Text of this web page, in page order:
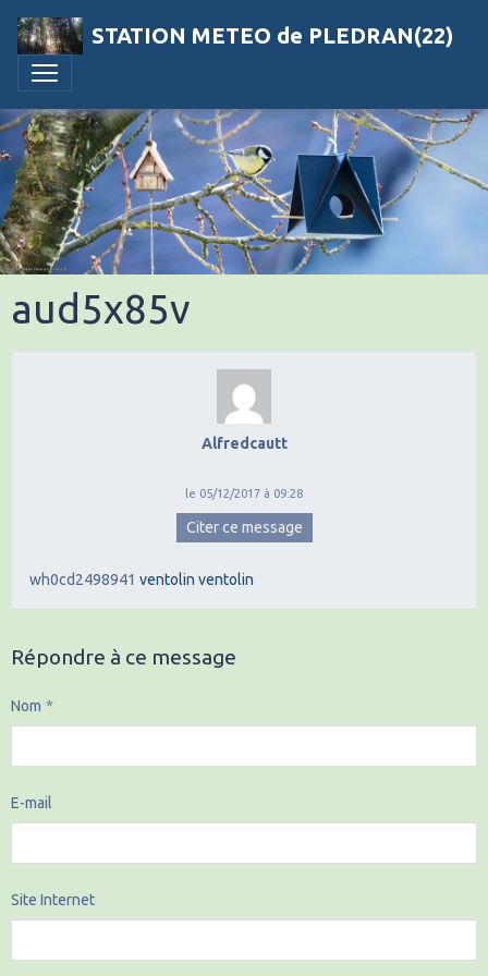
STATION METEO de PLEDRAN(22)
aud5x85v
Alfredcautt
le 05/12/2017 à 09:28
Citer ce message
wh0cd2498941 ventolin ventolin
Répondre à ce message
Nom
E-mail
Site Internet